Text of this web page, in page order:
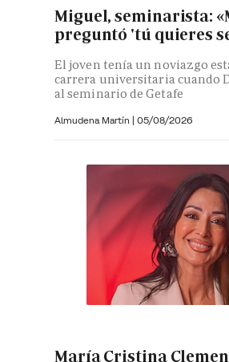
Miguel, seminarista:
preguntó 'tú quieres
El joven tenía un noviazgo
carrera universitaria cuando
al seminario de Getafe
Almudena Martín | 05/08/2026
María Cristina